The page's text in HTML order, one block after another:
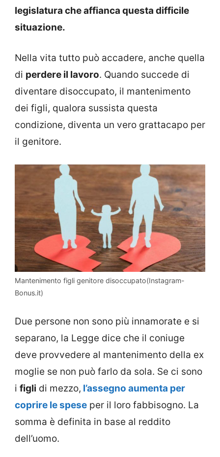
legislatura che affianca questa difficile
situazione.
Nella vita tutto può accadere, anche quella
di perdere il lavoro. Quando succede di
diventare disoccupato, il mantenimento
dei figli, qualora sussista questa
condizione, diventa un vero grattacapo per
il genitore.
Mantenimento figli genitore disoccupato(Instagram-
Bonus.it)
Due persone non sono più innamorate e si
separano, la Legge dice che il coniuge
deve provvedere al mantenimento della ex
moglie se non può farlo da sola. Se ci sono
i figli di mezzo, l’assegno aumenta per
coprire le spese per il loro fabbisogno. La
somma è definita in base al reddito
dell’uomo.